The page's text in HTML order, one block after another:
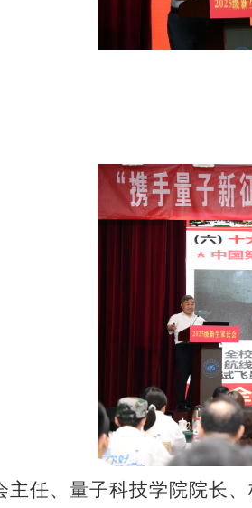
主任、量子科技学院院长